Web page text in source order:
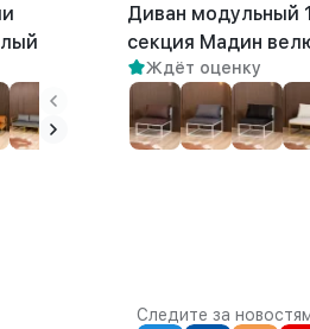
Диван модульный
секция Мадин
белый
Ждёт оценку
Следите за